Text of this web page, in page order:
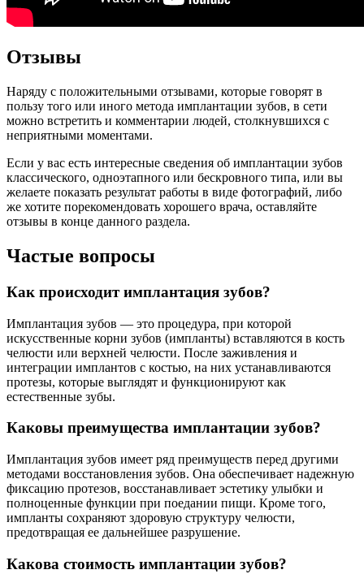
Отзывы
Наряду с положительными отзывами, которые говорят в
пользу того или иного метода имплантации зубов, в сети
можно встретить и комментарии людей, столкнувшихся с
неприятными моментами.
Если у вас есть интересные сведения об имплантации зубов
классического, одноэтапного или бескровного типа, или вы
желаете показать результат работы в виде фотографий, либо
же хотите порекомендовать хорошего врача, оставляйте
отзывы в конце данного раздела.
Частые вопросы
Как происходит имплантация зубов?
Имплантация зубов — это процедура, при которой
искусственные корни зубов (импланты) вставляются в кость
челюсти или верхней челюсти. После заживления и
интеграции имплантов с костью, на них устанавливаются
протезы, которые выглядят и функционируют как
естественные зубы.
Каковы преимущества имплантации зубов?
Имплантация зубов имеет ряд преимуществ перед другими
методами восстановления зубов. Она обеспечивает надежную
фиксацию протезов, восстанавливает эстетику улыбки и
полноценные функции при поедании пищи. Кроме того,
импланты сохраняют здоровую структуру челюсти,
предотвращая ее дальнейшее разрушение.
Какова стоимость имплантации зубов?